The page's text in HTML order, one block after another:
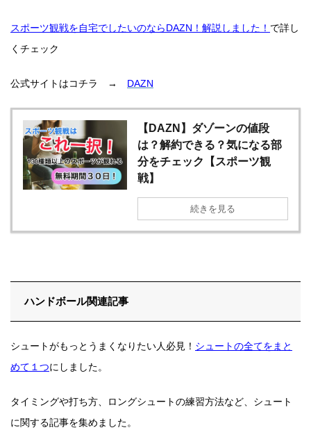
スポーツ観戦を自宅でしたいのならDAZN！解説しました！ で詳し
くチェック
公式サイトはコチラ → DAZN
【DAZN】ダゾーンの値段
は？解約できる？気になる部
分をチェック【スポーツ観
戦】
続きを見る
ハンドボール関連記事
シュートがもっとうまくなりたい人必見！ シュートの全てをまと
めて１つにしました。
タイミングや打ち方、ロングシュートの練習方法など、シュート
に関する記事を集めました。